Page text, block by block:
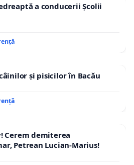
a conducerii Școlii
și pisicilor în Bacău
Cerem demiterea
Petrean Lucian-Marius!